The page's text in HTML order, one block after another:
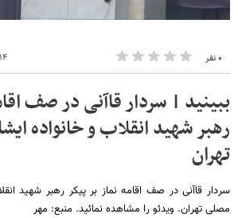
۰ نفر ۱۴ تیر ۱۴۰۵ - ۱۰:۱۵
ببینید | سردار قاآنی در صف
رهبر شهید انقلاب و خانواده
تهران
سردار قاآنی در صف اقامه نماز بر پیکر رهبر شهید
مصلی تهران. ویدئو را مشاهده نمائید. منبع: مهر